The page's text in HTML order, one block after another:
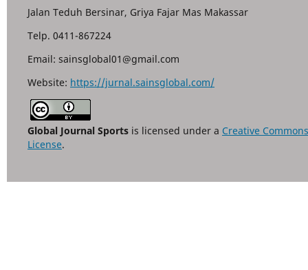
Jalan Teduh Bersinar, Griya Fajar Mas Makassar
Telp. 0411-867224
Email: sainsglobal01@gmail.com
Website: https://jurnal.sainsglobal.com/
Global Journal Sportsis licensed under a Creative
License.